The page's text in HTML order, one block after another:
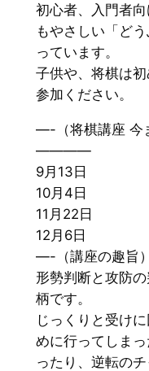
初心者、入門者
もやさしい「ど
っています。
子供や、将棋は
参加ください。
—-（将棋講座 今
————
9月13日 形
10月4日 形
11月22日 実
12月6日 実
—-（講座の
形勢判断と攻防
柄です。
じっくりと受け
めに行ってしま
ったり、逆転の